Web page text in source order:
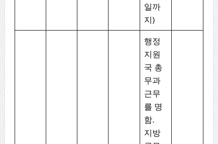
일까
지)
행정
지원
국 총
무과
근무
를 명
함.
지방